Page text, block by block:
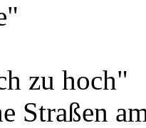
zu hoch"
Straßen